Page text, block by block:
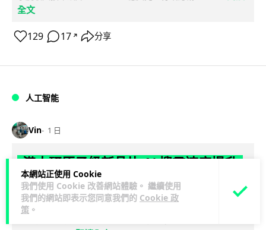
本網站正使用 Cookie
我們使用 Cookie 改善網站體驗。 繼續使用
我們的網站即表示您同意我們的 Cookie 政
策 。
全文
129 17 ↗ 分享
人工智能
Vin 1 日
港大研原子級新晶片 AI 搜尋速度提升
一億倍 手機人臉識別免上雲端
香港大學團隊成功研發原子級厚度的「模擬存內搜尋」晶片，